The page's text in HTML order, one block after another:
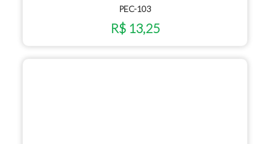
PEC-103
R$ 13,25